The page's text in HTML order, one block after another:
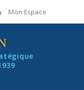
Mon Espace